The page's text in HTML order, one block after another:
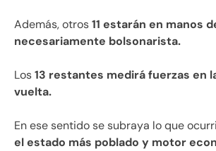
Además, otros11 estarán en manos
necesariamente bolsonarista.
Los13 restantes medirá fuerzas en
vuelta.
En ese sentido se subraya lo que
el estado más poblado y motor